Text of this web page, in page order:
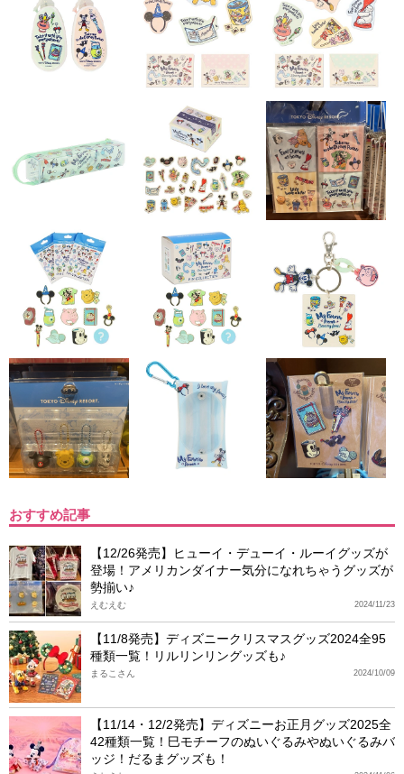
おすすめ記事
【12/26発売】ヒューイ・デューイ・ルーイグッズが
登場！アメリカンダイナー気分になれちゃうグッズが
勢揃い♪
2024/11/23
えむえむ
【11/8発売】ディズニークリスマスグッズ2024全95
種類一覧！リルリンリングッズも♪
2024/10/09
まるこさん
【11/14・12/2発売】ディズニーお正月グッズ2025全
42種類一覧！巳モチーフのぬいぐるみやぬいぐるみバ
ッジ！だるまグッズも！